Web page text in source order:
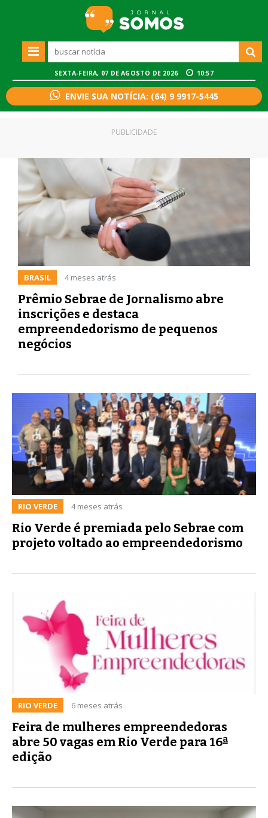
SEXTA-FEIRA, 07 DE AGOSTO DE 2026 10:57
ENVIE SUA NOTÍCIA: (64) 9 9917-5445
BRASIL 4 meses atrás
Prêmio Sebrae de Jornalismo abre
inscrições e destaca
empreendedorismo de pequenos
negócios
PUBLICIDADE
RIO VERDE 4 meses atrás
Rio Verde é premiada pelo Sebrae com
projeto voltado ao empreendedorismo
RIO VERDE 6 meses atrás
Feira de mulheres empreendedoras
abre 50 vagas em Rio Verde para 16ª
edição